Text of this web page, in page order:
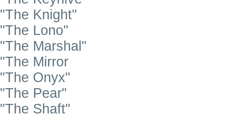
"The Knight"
"The Lono"
"The Marshal"
"The Mirror
"The Onyx"
"The Pear"
"The Shaft"